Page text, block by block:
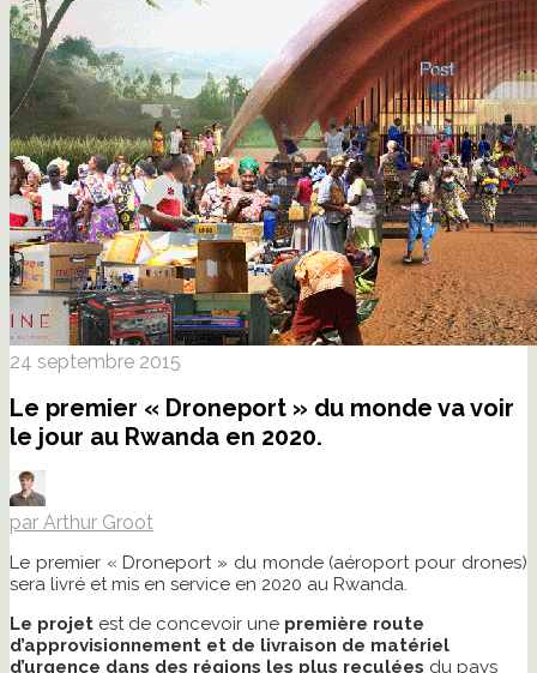
24 septembre 2015
Le premier « Droneport » du monde va voir
le jour au Rwanda en 2020.
par Arthur Groot
Le premier « Droneport » du monde (aéroport pour drones)
sera livré et mis en service en 2020 au Rwanda.
Le projet est de concevoir une première route
d’approvisionnement et de livraison de matériel
d’urgence dans des régions les plus reculées du pays